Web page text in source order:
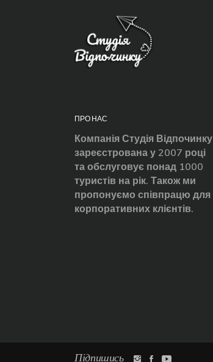
ПРО НАС
Компанія Студія Відпочинку
зареєстрована у 2007 році
та обслуговує понад 1000
туристів на рік. Також ми
пропонуємо співпрацю для
корпоративних клієнтів.
Підпишись